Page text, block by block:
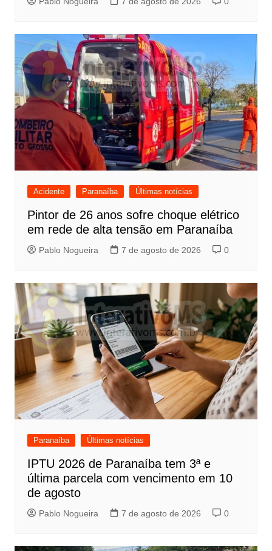
Acidente Paranaíba Últimas notícias
Pintor de 26 anos sofre choque elétrico
em rede de alta tensão em Paranaíba
Pablo Nogueira 7 de agosto de 2026 0
Paranaíba Últimas notícias
IPTU 2026 de Paranaíba tem 3ª e
última parcela com vencimento em 10
de agosto
Pablo Nogueira 7 de agosto de 2026 0